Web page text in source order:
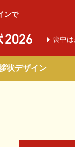
ンで
喪中
状デザイン